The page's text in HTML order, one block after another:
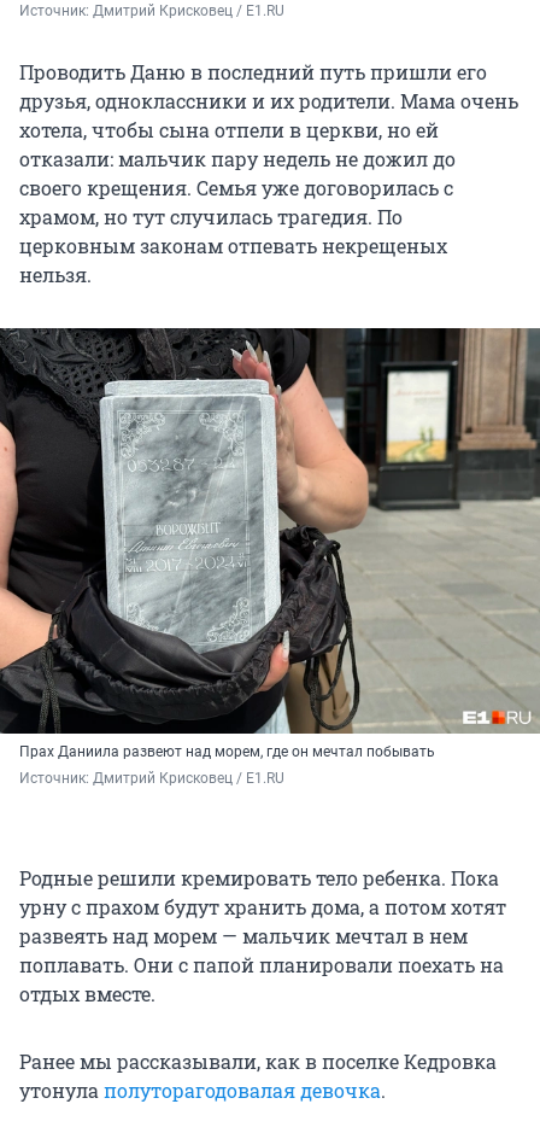
Источник: Дмитрий Крисковец / E1.RU
Проводить Даню в последний путь пришли его
друзья, одноклассники и их родители. Мама очень
хотела, чтобы сына отпели в церкви, но ей
отказали: мальчик пару недель не дожил до
своего крещения. Семья уже договорилась с
храмом, но тут случилась трагедия. По
церковным законам отпевать некрещеных
нельзя.
Прах Даниила развеют над морем, где он мечтал побывать
Источник: Дмитрий Крисковец / E1.RU
Родные решили кремировать тело ребенка. Пока
урну с прахом будут хранить дома, а потом хотят
развеять над морем — мальчик мечтал в нем
поплавать. Они с папой планировали поехать на
отдых вместе.
Ранее мы рассказывали, как в поселке Кедровка
утонула полуторагодовалая девочка.